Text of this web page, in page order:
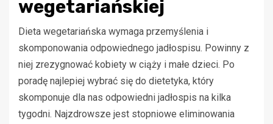
wegetariańskiej
Dieta wegetariańska wymaga przemyślenia i
skomponowania odpowiednego jadłospisu. Powinny z
niej zrezygnować kobiety w ciąży i małe dzieci. Po
poradę najlepiej wybrać się do dietetyka, który
skomponuje dla nas odpowiedni jadłospis na kilka
tygodni. Najzdrowsze jest stopniowe eliminowania